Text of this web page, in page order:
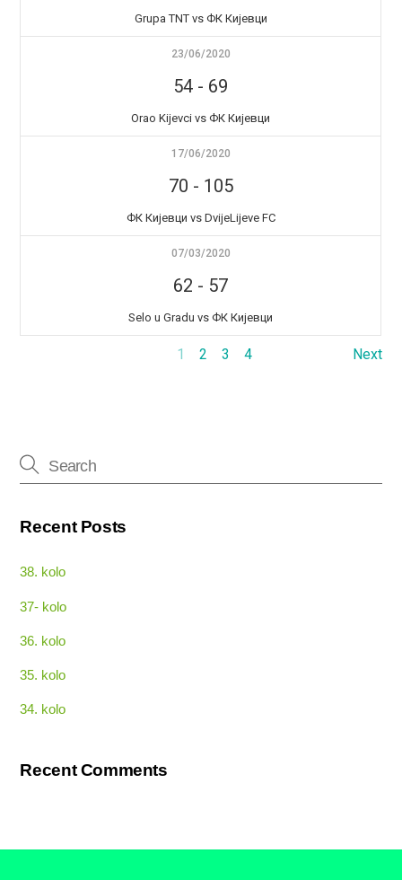
Grupa TNT vs ФК Кијевци
23/06/2020
54 - 69
Orao Kijevci vs ФК Кијевци
17/06/2020
70 - 105
ФК Кијевци vs DvijeLijeve FC
07/03/2020
62 - 57
Selo u Gradu vs ФК Кијевци
1 2 3 4 Next
Recent Posts
38. kolo
37- kolo
36. kolo
35. kolo
34. kolo
Recent Comments